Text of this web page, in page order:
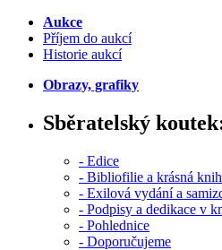
Aukce
Příjem do aukcí
Historie aukcí
Obrazy, grafiky
Sběratelský
- Edice
- Bibliofilie a krásná
- Exilová vydání a
- Podpisy a dedikace v
- Pohlednice
- Doporučujeme